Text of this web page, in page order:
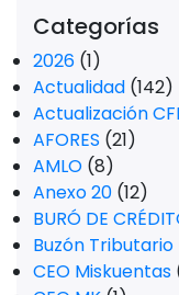
Categorías
2026 (1)
Actualidad (142)
Actualización
AFORES (21)
AMLO (8)
Anexo 20 (12)
BURÓ DE
Buzón Tributario
CEO Miskuentas